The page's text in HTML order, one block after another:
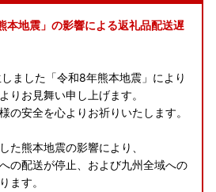
地震」の影響による返礼品配送遅
ました「令和8年熊本地震」により
りお見舞い申し上げます。
の安全を心よりお祈りいたします。
た熊本地震の影響により、
の配送が停止、および九州全域への
ます。